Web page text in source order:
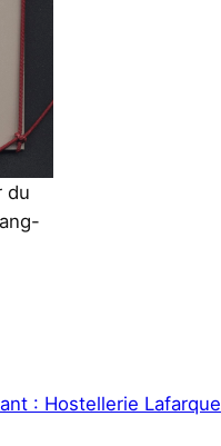
du
: Hostellerie Lafarque